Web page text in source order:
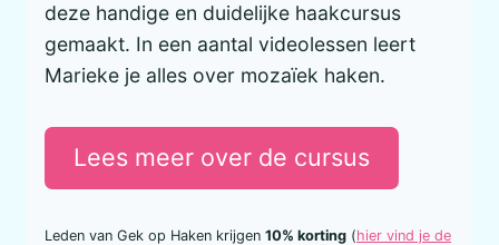
deze handige en duidelijke haakcursus
gemaakt. In een aantal videolessen leert
Marieke je alles over mozaïek haken.
Lees meer over de cursus
Leden van Gek op Haken krijgen 10% korting (hier vind je de